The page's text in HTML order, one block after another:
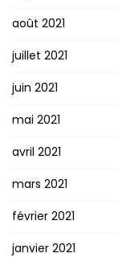
août 2021
juillet 2021
juin 2021
mai 2021
avril 2021
mars 2021
février 2021
janvier 2021